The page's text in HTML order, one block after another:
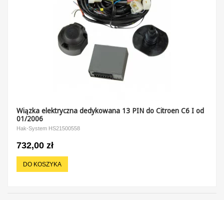
Wiązka elektryczna dedykowana 13 PIN do Citroen C6 I od
01/2006
Hak-System HS21500558
732,00 zł
DO KOSZYKA